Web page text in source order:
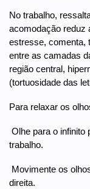
No trabalho,
acomodação reduz
estresse, comenta,
entre as camadas
região central,
(tortuosidade das
Para relaxar os
 Olhe para o
trabalho.
 Movimente os
direita.